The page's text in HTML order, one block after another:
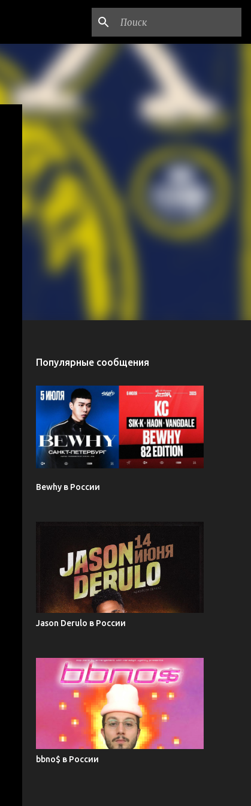
Популярные сообщения
Bewhy в России
Jason Derulo в России
bbno$ в России